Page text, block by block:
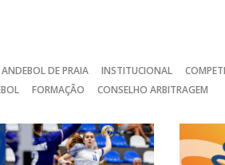
ANDEBOL DE PRAIA INSTITUCIONAL
FORMAÇÃO CONSELHO ARBITRAGEM